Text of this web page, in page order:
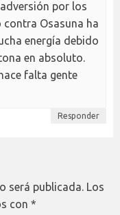
por los
contra Osasuna ha
energía debido
en absoluto.
falta gente
Responder
será publicada. Los
con *